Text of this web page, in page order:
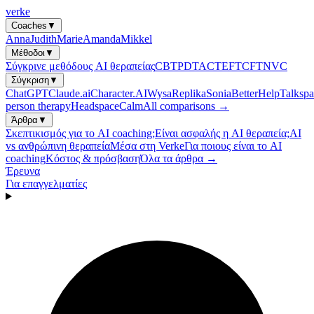
verke
Coaches ▼
AnnaJudithMarieAmandaMikkel
Μέθοδοι▼
Σύγκρινε μεθόδους AI θεραπείαςCBTPDTACTEFTCFTNVC
Σύγκριση▼
ChatGPTClaude.aiCharacter.AIWysaReplikaSoniaBetterHelp
person therapyHeadspaceCalmAll comparisons →
Άρθρα ▼
Σκεπτικισμός για το AI coaching;Είναι ασφαλής η AI θεραπεία;AI
vs ανθρώπινη θεραπείαΜέσα στη VerkeΓια ποιους είναι το AI
coachingΚόστος & πρόσβασηΌλα τα άρθρα →
Έρευνα
Για επαγγελματίες